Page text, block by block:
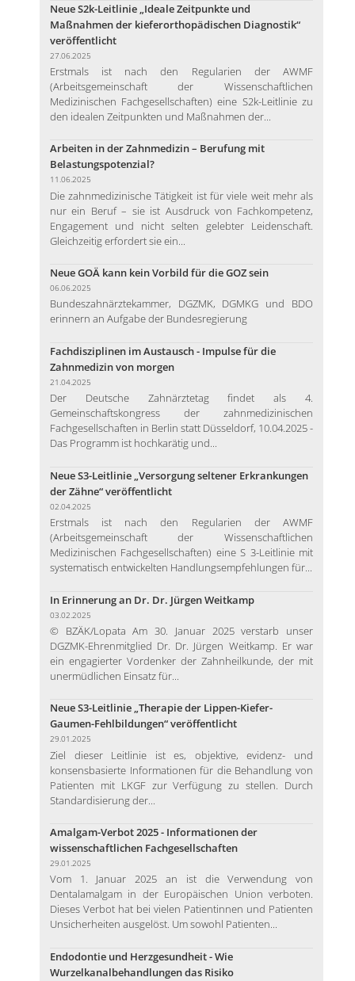
Neue S2k-Leitlinie „Ideale Zeitpunkte und
Maßnahmen der kieferorthopädischen Diagnostik“
veröffentlicht
27.06.2025
Erstmals ist nach den Regularien der AWMF
(Arbeitsgemeinschaft der Wissenschaftlichen
Medizinischen Fachgesellschaften) eine S2k-Leitlinie zu
den idealen Zeitpunkten und Maßnahmen der...
Arbeiten in der Zahnmedizin – Berufung mit
Belastungspotenzial?
11.06.2025
Die zahnmedizinische Tätigkeit ist für viele weit mehr als
nur ein Beruf – sie ist Ausdruck von Fachkompetenz,
Engagement und nicht selten gelebter Leidenschaft.
Gleichzeitig erfordert sie ein...
Neue GOÄ kann kein Vorbild für die GOZ sein
06.06.2025
Bundeszahnärztekammer, DGZMK, DGMKG und BDO
erinnern an Aufgabe der Bundesregierung
Fachdisziplinen im Austausch - Impulse für die
Zahnmedizin von morgen
21.04.2025
Der Deutsche Zahnärztetag findet als 4.
Gemeinschaftskongress der zahnmedizinischen
Fachgesellschaften in Berlin statt Düsseldorf, 10.04.2025 -
Das Programm ist hochkarätig und...
Neue S3-Leitlinie „Versorgung seltener Erkrankungen
der Zähne“ veröffentlicht
02.04.2025
Erstmals ist nach den Regularien der AWMF
(Arbeitsgemeinschaft der Wissenschaftlichen
Medizinischen Fachgesellschaften) eine S 3-Leitlinie mit
systematisch entwickelten Handlungsempfehlungen für...
In Erinnerung an Dr. Dr. Jürgen Weitkamp
03.02.2025
© BZÄK/Lopata Am 30. Januar 2025 verstarb unser
DGZMK-Ehrenmitglied Dr. Dr. Jürgen Weitkamp. Er war
ein engagierter Vordenker der Zahnheilkunde, der mit
unermüdlichen Einsatz für...
Neue S3-Leitlinie „Therapie der Lippen-Kiefer-
Gaumen-Fehlbildungen“ veröffentlicht
29.01.2025
Ziel dieser Leitlinie ist es, objektive, evidenz- und
konsensbasierte Informationen für die Behandlung von
Patienten mit LKGF zur Verfügung zu stellen. Durch
Standardisierung der...
Amalgam-Verbot 2025 - Informationen der
wissenschaftlichen Fachgesellschaften
29.01.2025
Vom 1. Januar 2025 an ist die Verwendung von
Dentalamalgam in der Europäischen Union verboten.
Dieses Verbot hat bei vielen Patientinnen und Patienten
Unsicherheiten ausgelöst. Um sowohl Patienten...
Endodontie und Herzgesundheit - Wie
Wurzelkanalbehandlungen das Risiko